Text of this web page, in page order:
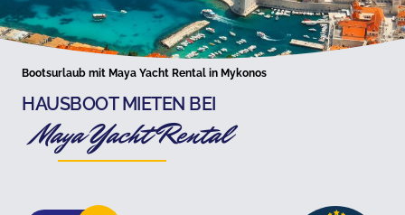
Bootsurlaub mit Maya Yacht Rental in Mykonos
HAUSBOOT MIETEN BEI
Maya Yacht Rental